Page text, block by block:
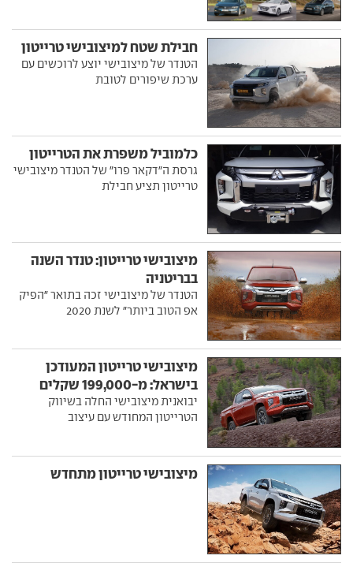
חבילת שטח למיצובישי טרייטון
הטנדר של מיצובישי יוצע לרוכשים עם
ערכת שיפורים לטובת
כלמוביל משפרת את הטרייטון
גרסת ה"דקאר פרו" של הטנדר מיצובישי
טרייטון תציע חבילת
מיצובישי טרייטון: טנדר השנה
בבריטניה
הטנדר של מיצובישי זכה בתואר "הפיק
אפ הטוב ביותר" לשנת 2020
מיצובישי טרייטון המעודכן
בישראל: מ-199,000 שקלים
יבואנית מיצובישי החלה בשיווק
הטרייטון המחודש עם עיצוב
מיצובישי טרייטון מתחדש